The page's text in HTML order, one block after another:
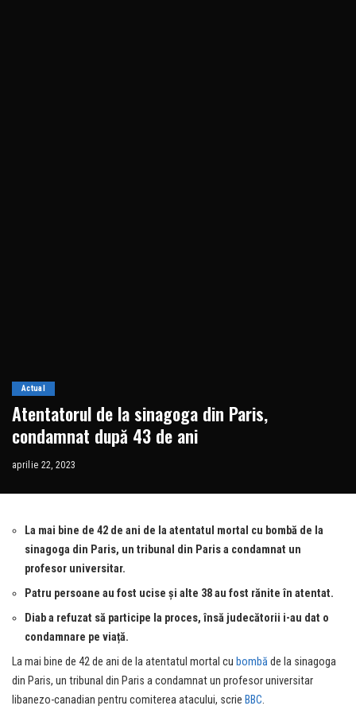
Actual
Atentatorul de la sinagoga din Paris,
condamnat după 43 de ani
aprilie 22, 2023
La mai bine de 42 de ani de la atentatul mortal cu bombă de la
sinagoga din Paris, un tribunal din Paris a condamnat un
profesor universitar.
Patru persoane au fost ucise și alte 38 au fost rănite în atentat.
Diab a refuzat să participe la proces, însă judecătorii i-au dat o
condamnare pe viață.
La mai bine de 42 de ani de la atentatul mortal cu bombă de la sinagoga
din Paris, un tribunal din Paris a condamnat un profesor universitar
libanezo-canadian pentru comiterea atacului, scrie BBC.